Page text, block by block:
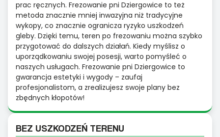
prac ręcznych. Frezowanie pni Dziergowice to też
metoda znacznie mniej inwazyjna niż tradycyjne
wykopy, co znacznie ogranicza ryzyko uszkodzeń
gleby. Dzięki temu, teren po frezowaniu można szybko
przygotować do dalszych działań. Kiedy myślisz o
uporządkowaniu swojej posesji, warto pomyśleć o
naszych usługach. Frezowanie pni Dziergowice to
gwarancja estetyki i wygody – zaufaj
profesjonalistom, a zrealizujesz swoje plany bez
zbędnych kłopotów!
BEZ USZKODZEŃ TERENU